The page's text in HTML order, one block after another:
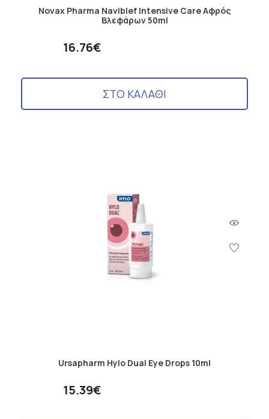
Novax Pharma Naviblef Intensive Care Αφρός
Βλεφάρων 50ml
16.76€
ΣΤΟ ΚΑΛΑΘΙ
Ursapharm Hylo Dual Eye Drops 10ml
15.39€